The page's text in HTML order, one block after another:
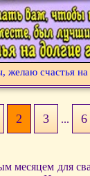
желаю счастья на
2 3 ... 6
месяцем для